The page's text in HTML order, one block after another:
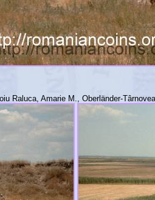
Raluca, Amarie M., Oberländer-